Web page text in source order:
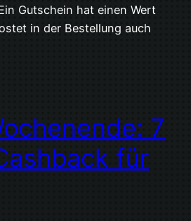
Gutschein hat einen Wert
in der Bestellung auch
7
für